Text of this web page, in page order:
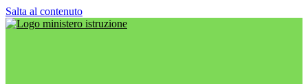
Salta al contenuto